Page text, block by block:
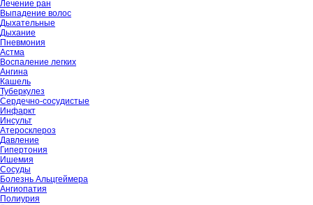
Лечение ран
Выпадение волос
Дыхательные
Дыхание
Пневмония
Астма
Воспаление легких
Ангина
Кашель
Туберкулез
Сердечно-сосудистые
Инфаркт
Инсульт
Атеросклероз
Давление
Гипертония
Ишемия
Сосуды
Болезнь Альцгеймера
Ангиопатия
Полиурия